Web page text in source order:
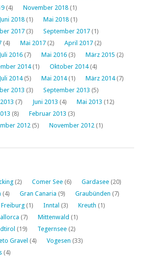
(4) November 2018 (1)
Juni 2018 (1) Mai 2018 (1)
2017 (3) September 2017 (1)
(4) Mai 2017 (2) April 2017 (2)
Juli 2016 (7) Mai 2016 (3) März 2015 (2)
2014(1) Oktober 2014(4)
Juli 2014(5) Mai 2014(1) März 2014(7)
2013 (3) September 2013 (5)
(7) Juni 2013 (4) Mai 2013 (12)
(8) Februar 2013 (3)
2012 (5) November 2012 (1)
(2) Comer See (6) Gardasee (20)
(4) Gran Canaria (9) Graubünden (7)
(1) Inntal (3) Kreuth (1)
(7) Mittenwald (1)
(19) Tegernsee (2)
Gravel (4) Vogesen (33)
(4)